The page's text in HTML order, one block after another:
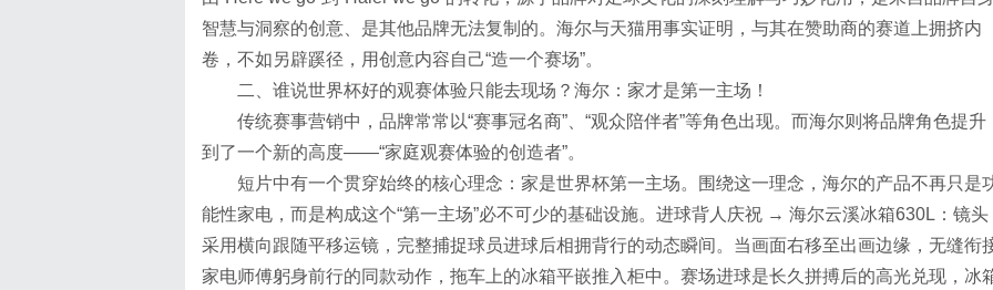
智慧与洞察的创意、是其他品牌无法复制的。海尔与天猫用事实证明，与其在赞助商的赛道上拥挤内
卷，不如另辟蹊径，用创意内容自己“造一个赛场”。
二、谁说世界杯好的观赛体验只能去现场？海尔：家才是第一主场！
传统赛事营销中，品牌常常以“赛事冠名商”、“观众陪伴者”等角色出现。而海尔则将品牌角色提升
到了一个新的高度——“家庭观赛体验的创造者”。
短片中有一个贯穿始终的核心理念：家是世界杯第一主场。围绕这一理念，海尔的产品不再只是
能性家电，而是构成这个“第一主场”必不可少的基础设施。进球背人庆祝 → 海尔云溪冰箱630L：镜头
采用横向跟随平移运镜，完整捕捉球员进球后相拥背行的动态瞬间。当画面右移至出画边缘，无缝衔
家电师傅躬身前行的同款动作，拖车上的冰箱平嵌推入柜中。赛场进球是长久拼搏后的高光兑现，冰